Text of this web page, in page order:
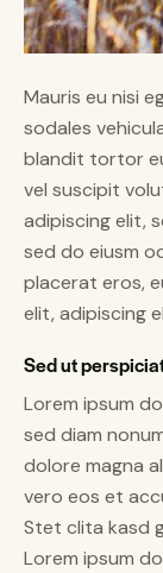
Mauris eu nisi
sodales
blandit tortor
vel suscipit
adipiscing elit,
sed do eiusm
placerat eros,
elit, adipiscing
Sed ut
Lorem ipsum
sed diam
dolore magna
vero eos et
Stet clita kasd
Lorem ipsum